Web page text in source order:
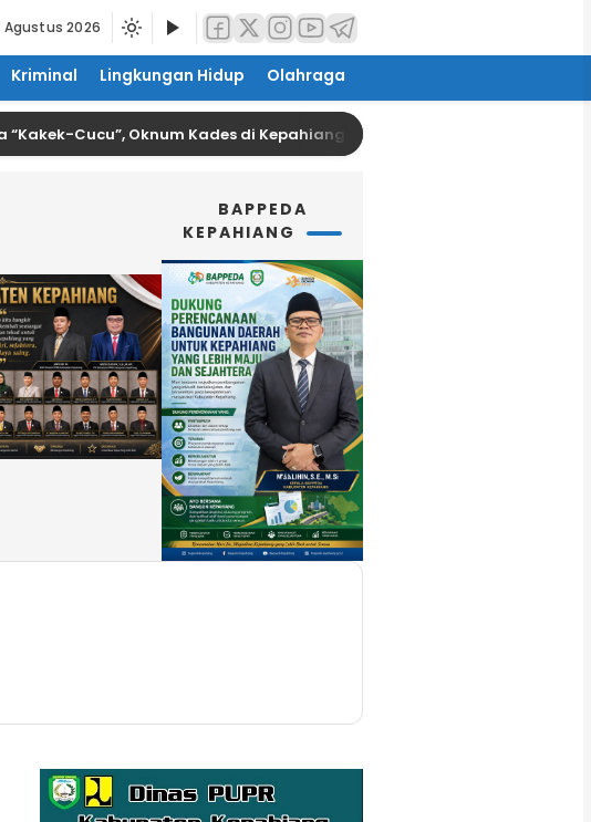
Agustus 2026
Kriminal Lingkungan Hidup Olahraga
Oknum Kades di Kepahiang Kini Dilaporkan Sang Suami
BAPPEDA
KEPAHIANG